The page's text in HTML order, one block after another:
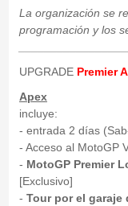
La organización se
programación y los
UPGRADE Premier
Apex
incluye:
- entrada 2 días
- Acceso al MotoGP
- MotoGP Premier
[Exclusivo]
- Tour por el garaje